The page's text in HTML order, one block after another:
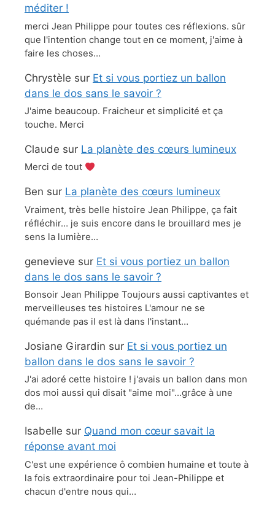
méditer !
merci Jean Philippe pour toutes ces réflexions. sûr
que l'intention change tout en ce moment, j'aime à
faire les choses…
Chrystèle sur Et si vous portiez un ballon
dans le dos sans le savoir ?
J'aime beaucoup. Fraicheur et simplicité et ça
touche. Merci
Claude sur La planète des cœurs lumineux
Merci de tout
Ben sur La planète des cœurs lumineux
Vraiment, très belle histoire Jean Philippe, ça fait
réfléchir… je suis encore dans le brouillard mes je
sens la lumière…
genevieve sur Et si vous portiez un ballon
dans le dos sans le savoir ?
Bonsoir Jean Philippe Toujours aussi captivantes et
merveilleuses tes histoires L'amour ne se
quémande pas il est là dans l'instant…
Josiane Girardin sur Et si vous portiez un
ballon dans le dos sans le savoir ?
J'ai adoré cette histoire ! j'avais un ballon dans mon
dos moi aussi qui disait "aime moi"...grâce à une
de…
Isabelle sur Quand mon cœur savait la
réponse avant moi
C'est une expérience ô combien humaine et toute à
la fois extraordinaire pour toi Jean-Philippe et
chacun d'entre nous qui…